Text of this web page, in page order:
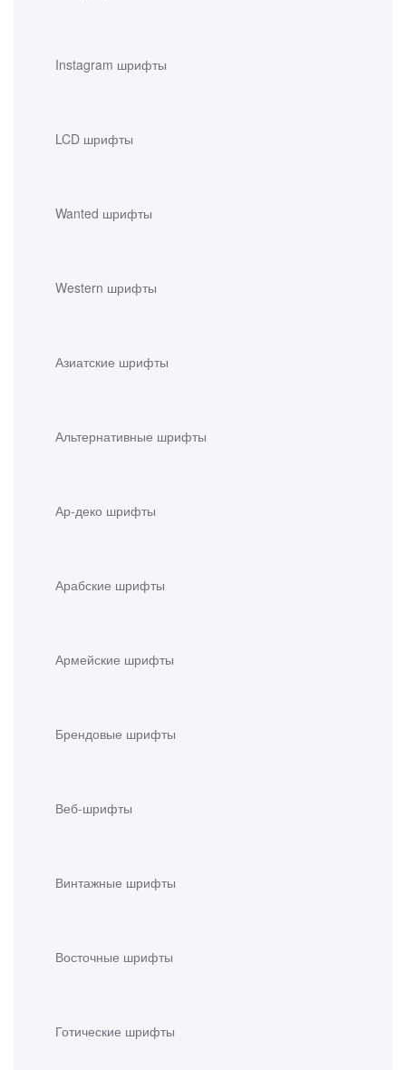
Instagram шрифты
LCD шрифты
Wanted шрифты
Western шрифты
Азиатские шрифты
Альтернативные шрифты
Ар-деко шрифты
Арабские шрифты
Армейские шрифты
Брендовые шрифты
Веб-шрифты
Винтажные шрифты
Восточные шрифты
Готические шрифты